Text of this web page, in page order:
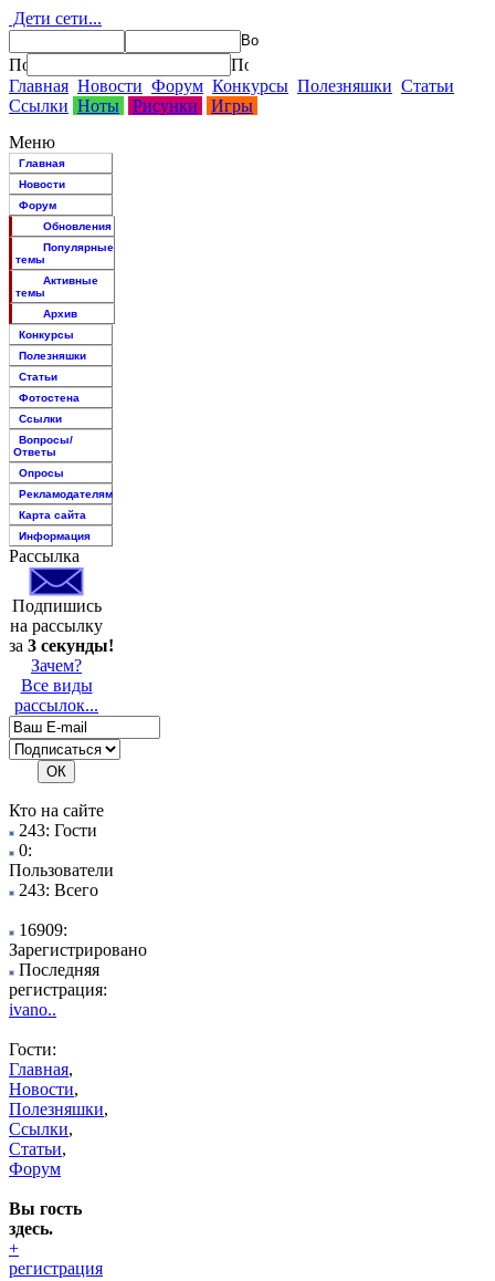
Дети сети...
Главная Новости Форум Конкурсы Полезняшки Статьи
Ссылки Ноты Рисунки
Игры
Меню
Главная
Новости
Форум
Обновления
Популярные
темы
Активные
темы
Архив
Конкурсы
Полезняшки
Статьи
Фотостена
Ссылки
Вопросы/
Ответы
Опросы
Рекламодателям
Карта сайта
Информация
Рассылка
Подпишись
на рассылку
за 3 секунды!
Зачем?
Все виды
рассылок...
Кто на сайте
243: Гости
0:
Пользователи
243: Всего
16909:
Зарегистрировано
Последняя
регистрация:
ivano..
Гости:
Главная,
Новости,
Полезняшки,
Ссылки,
Статьи,
Форум
Вы гость
здесь.
+
регистрация